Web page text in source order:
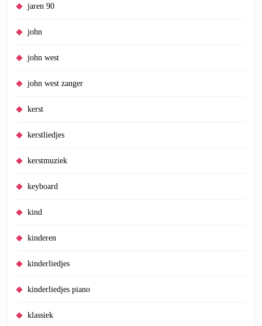
jaren 90
john
john west
john west zanger
kerst
kerstliedjes
kerstmuziek
keyboard
kind
kinderen
kinderliedjes
kinderliedjes piano
klassiek